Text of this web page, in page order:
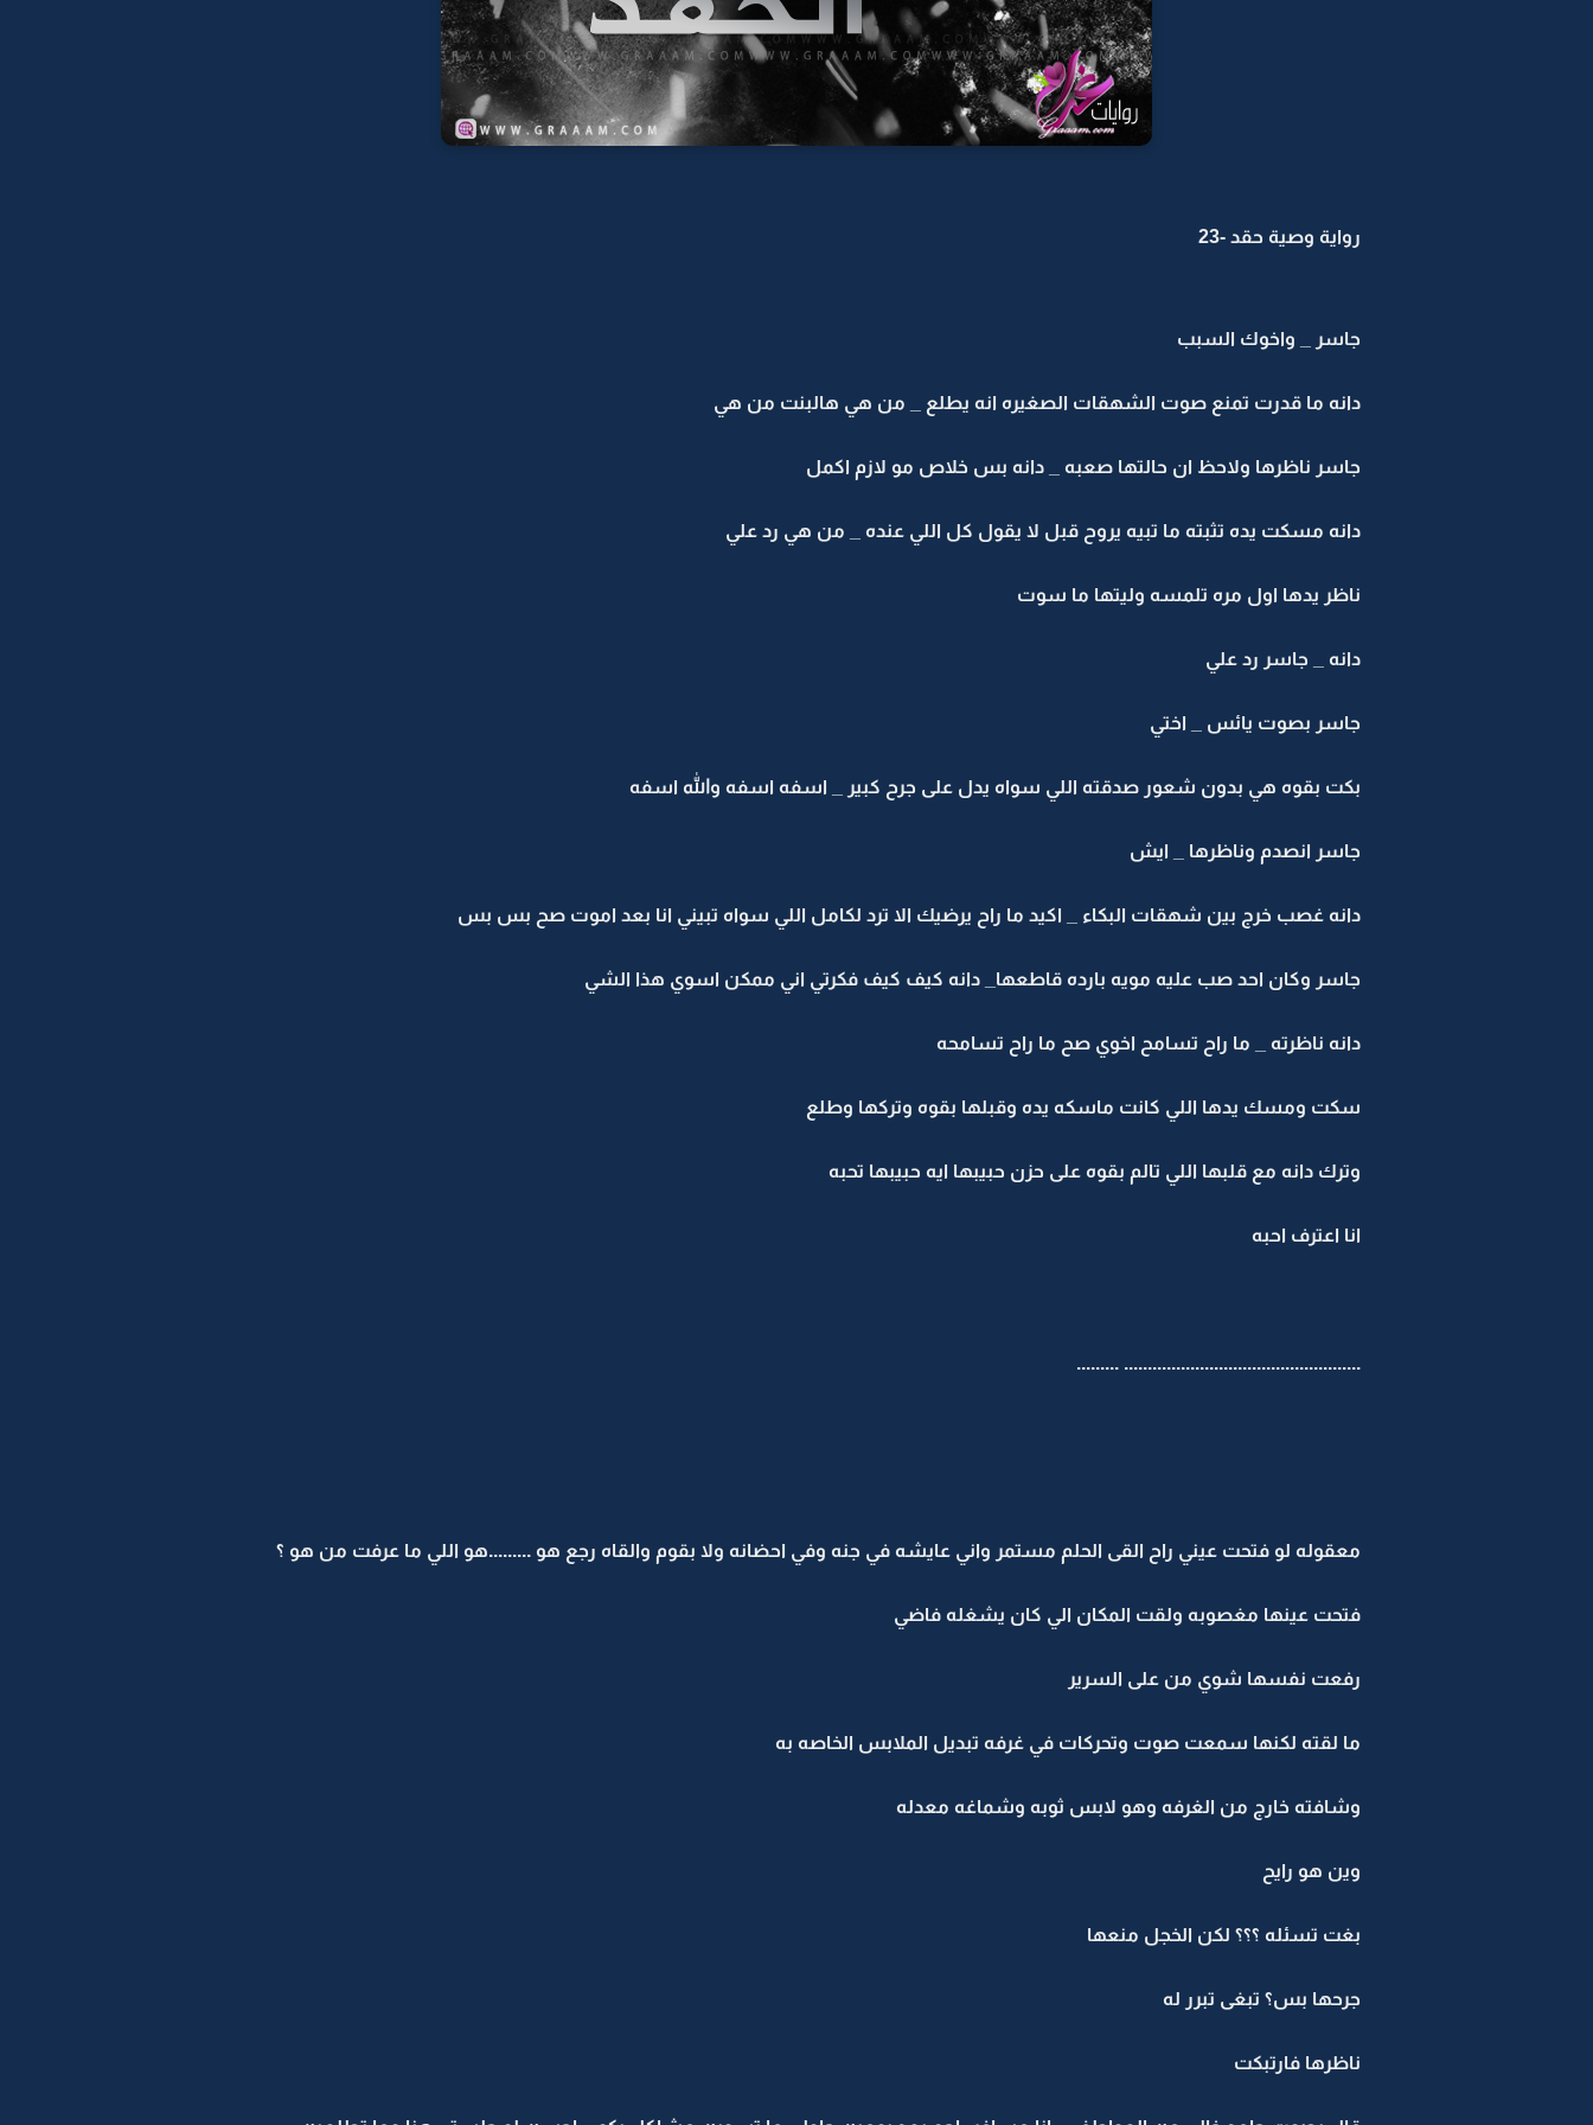
رواية وصية حقد -23
جاسر _ واخوك السبب
دانه ما قدرت تمنع صوت الشهقات الصغيره انه يطلع _ من هي هالبنت من هي
جاسر ناظرها ولاحظ ان حالتها صعبه _ دانه بس خلاص مو لازم اكمل
دانه مسكت يده تثبته ما تبيه يروح قبل لا يقول كل اللي عنده _ من هي رد علي
ناظر يدها اول مره تلمسه وليتها ما سوت
دانه _ جاسر رد علي
جاسر بصوت يائس _ اختي
بكت بقوه هي بدون شعور صدقته اللي سواه يدل على جرح كبير _ اسفه اسفه والله اسفه
جاسر انصدم وناظرها _ ايش
دانه غصب خرج بين شهقات البكاء _ اكيد ما راح يرضيك الا ترد لكامل اللي سواه تبيني انا بعد اموت صح بس بس
جاسر وكان احد صب عليه مويه بارده قاطعها_ دانه كيف كيف فكرتي اني ممكن اسوي هذا الشي
دانه ناظرته _ ما راح تسامح اخوي صح ما راح تسامحه
سكت ومسك يدها اللي كانت ماسكه يده وقبلها بقوه وتركها وطلع
وترك دانه مع قلبها اللي تالم بقوه على حزن حبيبها ايه حبيبها تحبه
انا اعترف احبه
.................................................. .........
معقوله لو فتحت عيني راح القى الحلم مستمر واني عايشه في جنه وفي احضانه ولا بقوم والقاه رجع هو .........هو اللي ما عرفت من هو ؟
فتحت عينها مغصوبه ولقت المكان الي كان يشغله فاضي
رفعت نفسها شوي من على السرير
ما لقته لكنها سمعت صوت وتحركات في غرفه تبديل الملابس الخاصه به
وشافته خارج من الغرفه وهو لابس ثوبه وشماغه معدله
وين هو رايح
بغت تسئله ؟؟؟ لكن الخجل منعها
جرحها بس؟ تبغى تبرر له
ناظرها فارتبكت